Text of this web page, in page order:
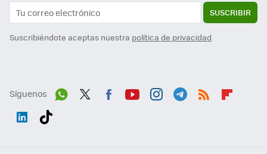
SUSCRIBIR
Suscribiéndote aceptas nuestra política de privacidad
Síguenos